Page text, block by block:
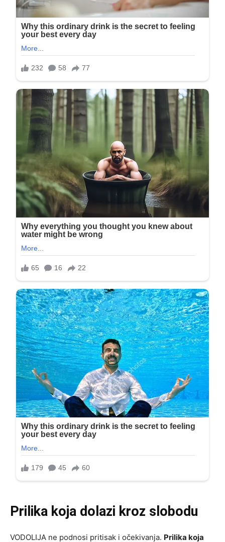
Prilika koja dolazi kroz slobodu
VODOLIJA ne podnosi pritisak i očekivanja. Prilika koja